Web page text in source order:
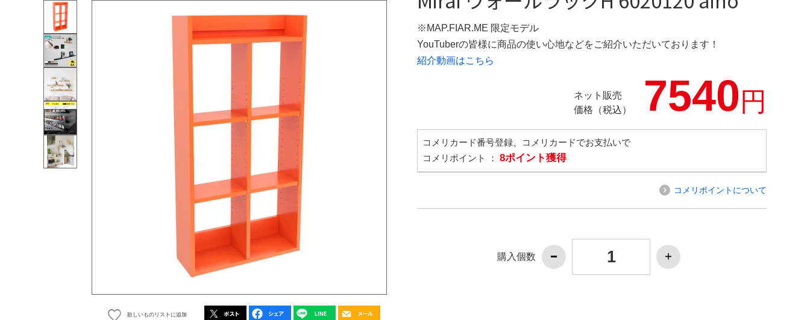
欲しいものリストに追加
※MAP.FIAR.ME 限定モデル
YouTuberの皆様に商品の使い心地などをご紹介いただいております！
紹介動画はこちら
ネット販売
価格（税込）
7540円
コメリカード番号登録、コメリカードでお支払いで
コメリポイント ： 8ポイント獲得
コメリポイントについて
購入個数